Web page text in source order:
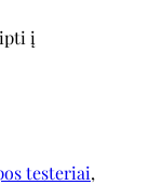
į
testeriai